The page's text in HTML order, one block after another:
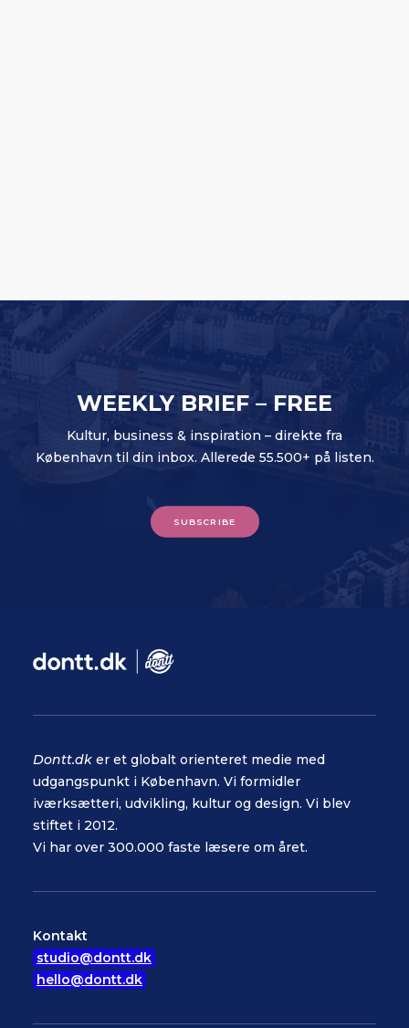
WEEKLY BRIEF – FREE
Kultur, business & inspiration – direkte fra
København til din inbox. Allerede 55.500+ på listen.
SUBSCRIBE
Dontt.dk er et globalt orienteret medie med
udgangspunkt i København. Vi formidler
iværksætteri, udvikling, kultur og design. Vi blev
stiftet i 2012.
Vi har over 300.000 faste læsere om året.
Kontakt
studio@dontt.dk
hello@dontt.dk